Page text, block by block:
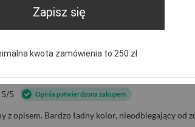
najciekawsze pytania i odpowiedzi
publikując dla innych.
PIKOWANA
5/5 Opinia potwierdzona zakupem
z opisem. Bardzo ładny kolor, nieodbiegający od
Zapisz się
kwota zamówienia to 250 zł